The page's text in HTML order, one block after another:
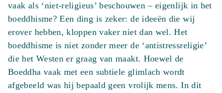
vaak als ‘niet-religieus’ beschouwen – eigenlijk in het
boeddhisme? Een ding is zeker: de ideeën die wij
erover hebben, kloppen vaker niet dan wel. Het
boeddhisme is niet zonder meer de ‘antistressreligie’
die het Westen er graag van maakt. Hoewel de
Boeddha vaak met een subtiele glimlach wordt
afgebeeld was hij bepaald geen vrolijk mens. In dit